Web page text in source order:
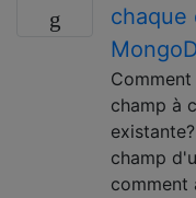
chaque
champ à
champ
comment